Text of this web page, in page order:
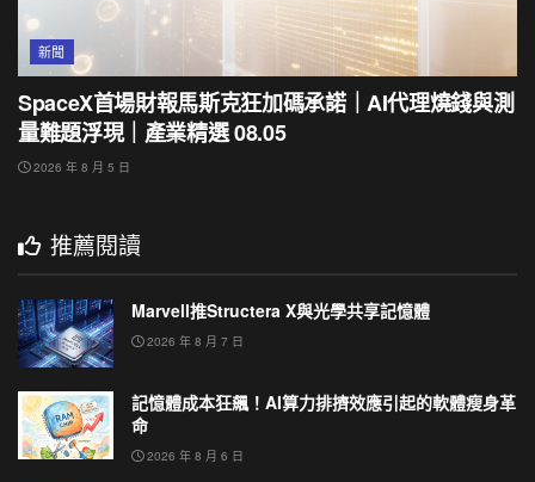
新聞
SpaceX首場財報馬斯克狂加碼承諾｜AI代理燒錢與測
量難題浮現｜產業精選 08.05
2026 年 8 月 5 日
推薦閱讀
Marvell推Structera X與光學共享記憶體
2026 年 8 月 7 日
記憶體成本狂飆！AI算力排擠效應引起的軟體瘦身革
命
2026 年 8 月 6 日